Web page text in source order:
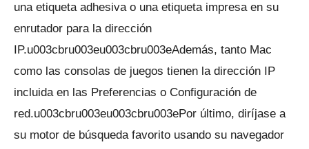
una etiqueta adhesiva o una etiqueta impresa en su
enrutador para la dirección
IP.u003cbru003eu003cbru003eAdemás, tanto Mac
como las consolas de juegos tienen la dirección IP
incluida en las Preferencias o Configuración de
red.u003cbru003eu003cbru003ePor último, diríjase a
su motor de búsqueda favorito usando su navegador